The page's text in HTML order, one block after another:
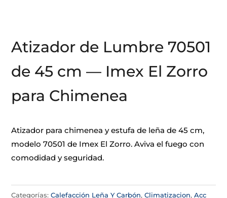
Atizador de Lumbre 70501
de 45 cm — Imex El Zorro
para Chimenea
Atizador para chimenea y estufa de leña de 45 cm,
modelo 70501 de Imex El Zorro. Aviva el fuego con
comodidad y seguridad.
Categorías:Calefacción Leña Y Carbón,Climatizacion,Acc